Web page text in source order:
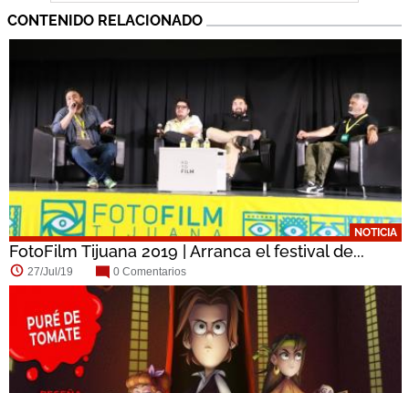
CONTENIDO RELACIONADO
NOTICIA
FotoFilm Tijuana 2019 | Arranca el festival de...
27/Jul/19 0 Comentarios